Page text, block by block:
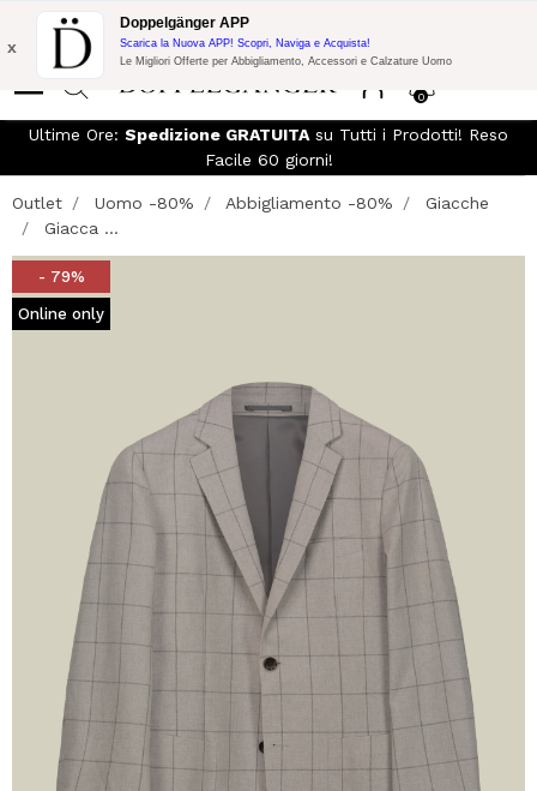
Spedizione Gratuita su Tutto!
Acquisto con codice:
0
x
Doppelgänger APP
Scarica la Nuova APP! Scopri, Naviga e Acquista!
Le Migliori Offerte per Abbigliamento, Accessori e Calzature Uomo
Ultime Ore: Spedizione GRATUITA su Tutti i Prodotti! Reso
Facile 60 giorni!
Outlet Uomo -80% Abbigliamento -80%
Giacche
Giacca ...
- 79%
Online only